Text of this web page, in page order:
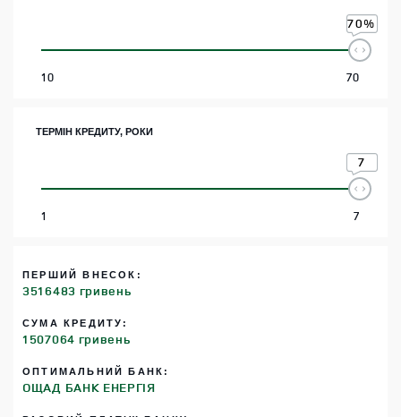
70%
10 70
ТЕРМІН КРЕДИТУ, РОКИ
7
1 7
ПЕРШИЙ ВНЕСОК:
3516483 гривень
СУМА КРЕДИТУ:
1507064 гривень
ОПТИМАЛЬНИЙ БАНК:
ОЩАД БАНК ЕНЕРГІЯ